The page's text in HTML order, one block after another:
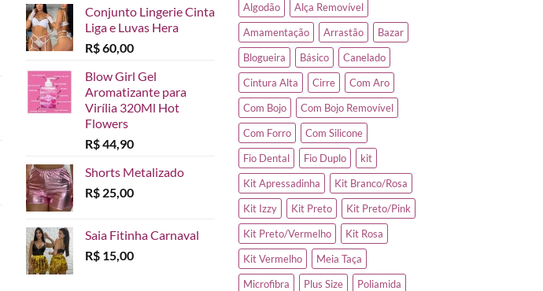
Conjunto Lingerie Cinta
Liga e Luvas Hera
R$60,00
Blow Girl Gel
Aromatizante para
Virília 320Ml Hot
Flowers
R$44,90
Shorts Metalizado
R$ 25,00
Saia Fitinha Carnaval
R$ 15,00
Algodão
Alça Removível
Amamentação
Arrastão
Bazar
Blogueira
Básico
Canelado
Cintura Alta
Cirre
Com Aro
Com Bojo
Com Bojo Removível
Com Forro
Com Silicone
Fio Dental
Fio Duplo
kit
Kit Apressadinha
Kit Branco/Rosa
Kit Izzy
Kit Preto
Kit Preto/Pink
Kit Preto/Vermelho
Kit Rosa
Kit Vermelho
Meia Taça
Microfibra
Plus Size
Poliamida